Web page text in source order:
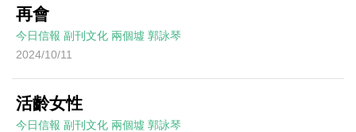
再會
今日信報 副刊文化 兩個墟 郭詠琴
2024/10/11
活齡女性
今日信報 副刊文化 兩個墟 郭詠琴